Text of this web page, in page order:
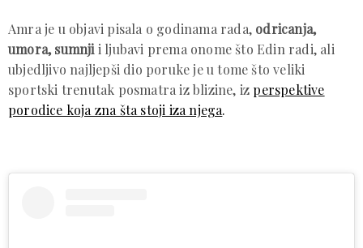
Amra je u objavi pisala o godinama rada, odricanja,
umora, sumnji i ljubavi prema onome što Edin radi, ali
ubjedljivo najljepši dio poruke je u tome što veliki
sportski trenutak posmatra iz blizine, iz perspektive
porodice koja zna šta stoji iza njega.